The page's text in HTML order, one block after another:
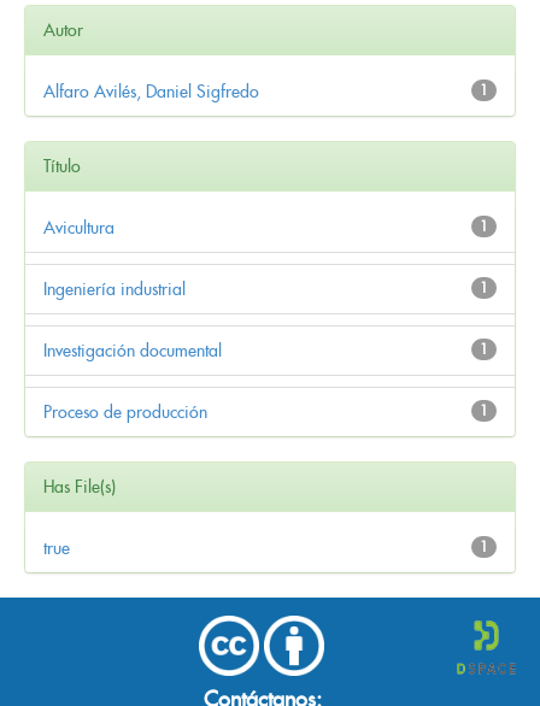
Autor
1
Alfaro Avilés, Daniel Sigfredo
Título
1
Avicultura
1
Ingeniería industrial
1
Investigación documental
1
Proceso de producción
Has File(s)
1
true
Contáctanos: